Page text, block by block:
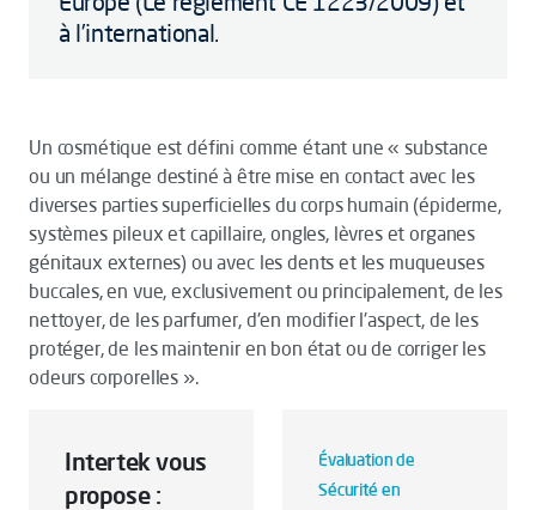
à l’international.
Un cosmétique est défini comme étant une « substance
ou un mélange destiné à être mise en contact avec les
diverses parties superficielles du corps humain (épiderme,
systèmes pileux et capillaire, ongles, lèvres et organes
génitaux externes) ou avec les dents et les muqueuses
buccales, en vue, exclusivement ou principalement, de les
nettoyer, de les parfumer, d'en modifier l'aspect, de les
protéger, de les maintenir en bon état ou de corriger les
odeurs corporelles ».
Intertek vous
propose :
Évaluation de
Sécurité en